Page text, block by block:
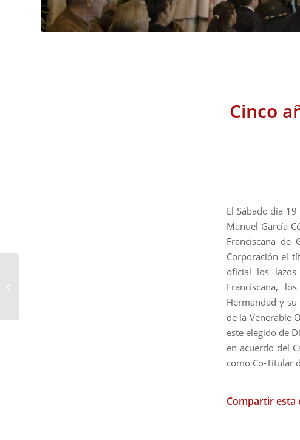
Cinco
El Sábado día
Manuel García
Franciscana de
Corporación el
oficial los
Franciscana,
Hermandad y
de la Venerable
este elegido de
en acuerdo del
como Co-Titular
Compartir esta